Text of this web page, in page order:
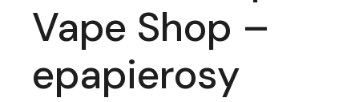
Vape Shop –
epapierosy